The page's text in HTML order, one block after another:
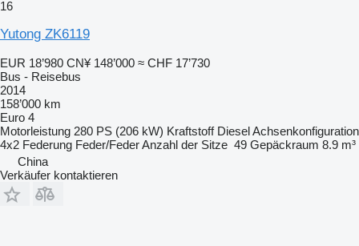
16
Yutong ZK6119
EUR 18’980 CN¥ 148’000 ≈ CHF 17’730
Bus - Reisebus
2014
158’000 km
Euro 4
Motorleistung 280 PS (206 kW) Kraftstoff DieselAchsenkonfiguration
4x2 Federung Feder/FederAnzahl der Sitze 49 Gepäckraum 8.9 m³
China
Verkäufer kontaktieren